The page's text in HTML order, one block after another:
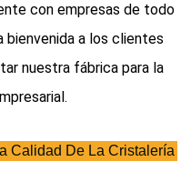
con empresas de todo
bienvenida a los clientes
nuestra fábrica para la
Calidad De La Cristalería